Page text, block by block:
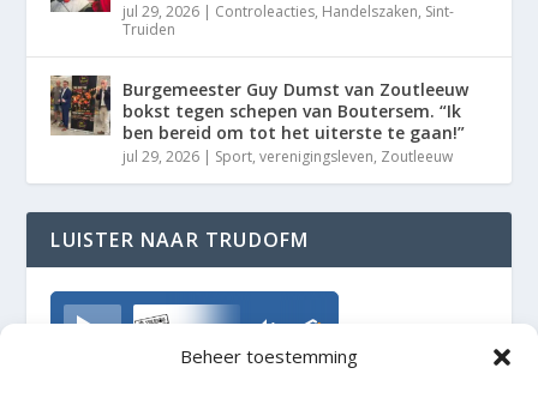
Beheer toestemming
jul 29, 2026 | Controleacties, Handelszaken, Sint-
Truiden
Burgemeester Guy Dumst van Zoutleeuw
bokst tegen schepen van Boutersem. “Ik
ben bereid om tot het uiterste te gaan!”
jul 29, 2026 | Sport,verenigingsleven, Zoutleeuw
LUISTER NAAR TRUDOFM
TrudoFM